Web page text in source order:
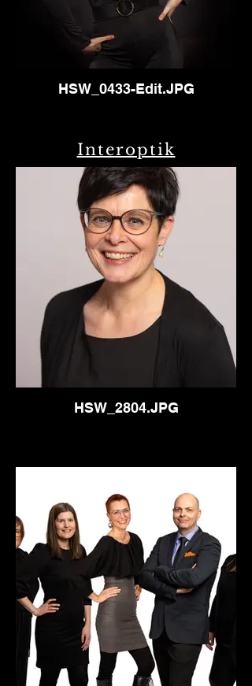
HSW_0433-Edit.JPG
Interoptik
HSW_2804.JPG